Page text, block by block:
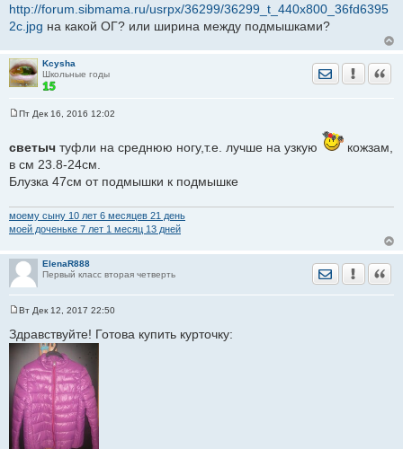
http://forum.sibmama.ru/usrpx/36299/36299_t_440x800_36fd6395
2c.jpg на какой ОГ? или ширина между подмышками?
Kcysha
Школьные годы
Отправить
о
б
щ
н
е
Пт Дек 16, 2016 12:02
светыч туфли на среднюю ногу,т.е. лучше на узкую
кожзам,
в см 23.8-24см.
Блузка 47см от подмышки к подмышке
моему сыну 10 лет 6 месяцев 21 день
моей доченьке 7 лет 1 месяц 13 дней
ElenaR888
Первый класс вторая четверть
Отправить
о
е
н
е
Вт Дек 12, 2017 22:50
Здравствуйте! Готова купить курточку: